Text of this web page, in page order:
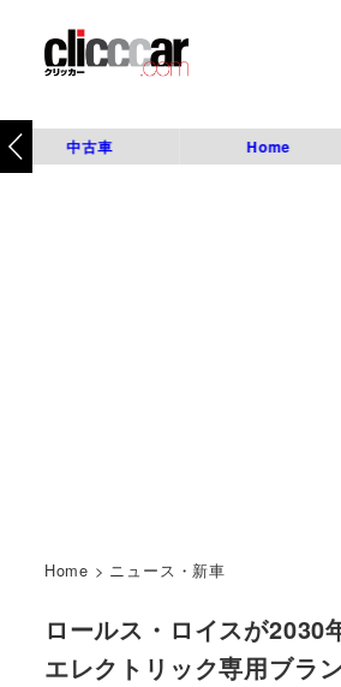
中古車 Home
Home > ニュース・新車
ロールス・ロイスが2030
エレクトリック専用ブラ